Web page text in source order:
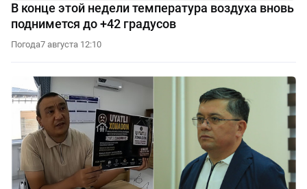
В конце этой недели температура воздуха вновь
поднимется до +42 градусов
Погода7 августа 12:10